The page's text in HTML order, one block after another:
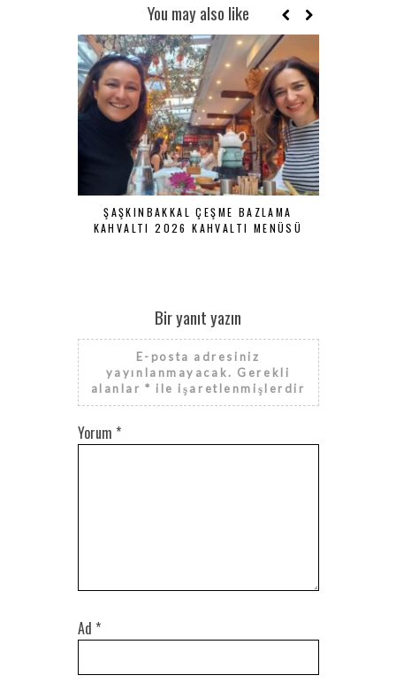
You may also like
ŞAŞKINBAKKAL ÇEŞME BAZLAMA
KAHVALTI 2026 KAHVALTI MENÜSÜ
Bir yanıt yazın
E-posta adresiniz
yayınlanmayacak. Gerekli
alanlar* ile işaretlenmişlerdir
Yorum *
Ad *